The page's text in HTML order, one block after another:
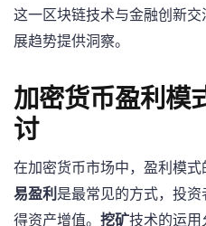
这一区块链技术与金融创新
展趋势提供洞察。
加密货币盈利模
讨
在加密货币市场中，盈利模式
易盈利 是最常见的方式，投
得资产增值。 挖矿技术的运用